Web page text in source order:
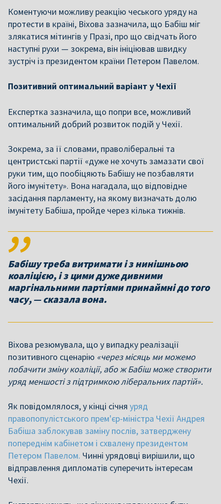
Коментуючи можливу реакцію чеського уряду на
протести в країні, Віхова зазначила, що Бабіш міг
злякатися мітингів у Празі, про що свідчать його
наступні рухи — зокрема, він ініціював швидку
зустріч із президентом країни Петером Павелом.
Позитивний оптимальний варіант у Чехії
Експертка зазначила, що попри все, можливий
оптимальний добрий розвиток подій у Чехії.
Зокрема, за її словами, праволіберальні та
центристські партії «дуже не хочуть замазати свої
руки тим, що пообіцяють Бабішу не позбавляти
його імунітету». Вона нагадала, що відповідне
засідання парламенту, на якому визначать долю
імунітету Бабіша, пройде через кілька тижнів.
Бабішу треба витримати і з нинішньою
коаліцією, і з цими дуже дивними
маргінальними партіями принаймні до того
часу, — сказала вона.
Віхова резюмувала, що у випадку реалізації
позитивного сценарію «через місяць ми можемо
побачити зміну коаліції, або ж Бабіш може створити
уряд меншості з підтримкою ліберальних партій».
Як повідомлялося, у кінці січня уряд
правопопулістського прем'єр-міністра Чехії Андрея
Бабіша заблокував заміну послів, затверджену
попереднім кабінетом і схвалену президентом
Петером Павелом. Чинні урядовці вирішили, що
відправлення дипломатів суперечить інтересам
Чехії.